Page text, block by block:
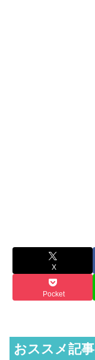
X
Pocket
おススメ記事